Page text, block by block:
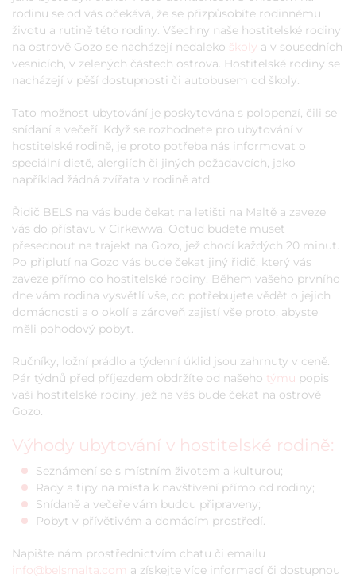
rodinu se od vás očekává, že se přizpůsobíte rodinnému
životu a rutině této rodiny. Všechny naše hostitelské rodiny
na ostrově Gozo se nacházejí nedaleko školy a v sousedních
vesnicích, v zelených částech ostrova. Hostitelské rodiny se
nacházejí v pěší dostupnosti či autobusem od školy.
Tato možnost ubytování je poskytována s polopenzí, čili se
snídaní a večeří. Když se rozhodnete pro ubytování v
hostitelské rodině, je proto potřeba nás informovat o
speciální dietě, alergiích či jiných požadavcích, jako
například žádná zvířata v rodině atd.
Řidič BELS na vás bude čekat na letišti na Maltě a zaveze
vás do přístavu v Cirkewwa. Odtud budete muset
přesednout na trajekt na Gozo, jež chodí každých 20 minut.
Po připlutí na Gozo vás bude čekat jiný řidič, který vás
zaveze přímo do hostitelské rodiny. Během vašeho prvního
dne vám rodina vysvětlí vše, co potřebujete vědět o jejich
domácnosti a o okolí a zároveň zajistí vše proto, abyste
měli pohodový pobyt.
Ručníky, ložní prádlo a týdenní úklid jsou zahrnuty v ceně.
Pár týdnů před příjezdem obdržíte od našeho týmu popis
vaší hostitelské rodiny, jež na vás bude čekat na ostrově
Gozo.
Výhody ubytování v hostitelské rodině:
Seznámení se s místním životem a kulturou;
Rady a tipy na místa k navštívení přímo od rodiny;
Snídaně a večeře vám budou připraveny;
Pobyt v přívětivém a domácím prostředí.
Napište nám prostřednictvím chatu či emailu
info@belsmalta.com a získejte více informací či dostupnou